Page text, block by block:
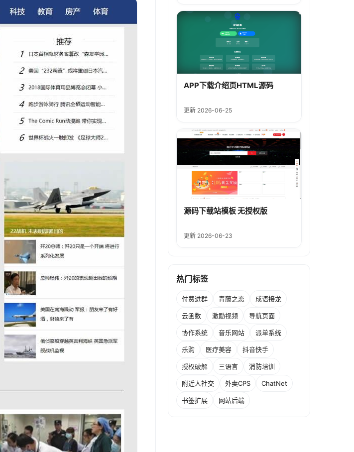
APP下载介绍页HTML源码
更新 2026-06-25
源码下载站模板 无授权版
更新 2026-06-23
热门标签
付费进群 青藤之恋 成语接龙
云函数 激励视频 导航页面
协作系统 音乐网站 派单系统
乐购 医疗美容 抖音快手
授权破解 三语言 消防培训
附近人社交 外卖CPS ChatNet
书签扩展 网站后端